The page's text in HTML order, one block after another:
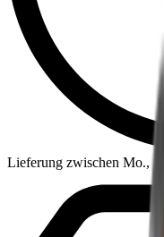
Lieferung zwischen Mo.,